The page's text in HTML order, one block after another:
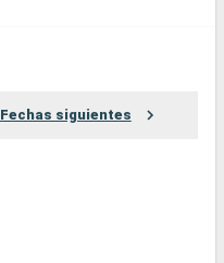
Fechas siguientes